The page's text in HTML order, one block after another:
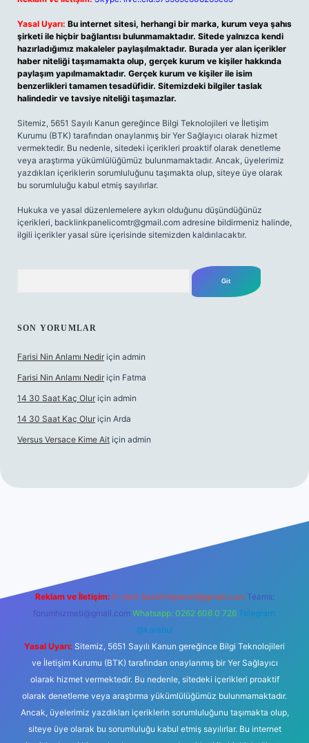
Yasal Uyarı: Bu internet sitesi, herhangi bir marka, kurum veya şahıs
şirketi ile hiçbir bağlantısı bulunmamaktadır. Sitede yalnızca kendi
hazırladığımız makaleler paylaşılmaktadır. Burada yer alan içerikler
haber niteliği taşımamakta olup, gerçek kurum ve kişiler hakkında
paylaşım yapılmamaktadır. Gerçek kurum ve kişiler ile isim
benzerlikleri tamamen tesadüfidir. Sitemizdeki bilgiler taslak
halindedir ve tavsiye niteliği taşımazlar.
Sitemiz, 5651 Sayılı Kanun gereğince Bilgi Teknolojileri ve İletişim
Kurumu (BTK) tarafından onaylanmış bir Yer Sağlayıcı olarak hizmet
vermektedir. Bu nedenle, sitedeki içerikleri proaktif olarak denetleme
veya araştırma yükümlülüğümüz bulunmamaktadır. Ancak, üyelerimiz
yazdıkları içeriklerin sorumluluğunu taşımakta olup, siteye üye olarak
bu sorumluluğu kabul etmiş sayılırlar.
Hukuka ve yasal düzenlemelere aykırı olduğunu düşündüğünüz
içerikleri, backlinkpanelicomtr@gmail.com adresine bildirmeniz halinde,
ilgili içerikler yasal süre içerisinde sitemizden kaldırılacaktır.
SON YORUMLAR
Farisi Nin Anlamı Nedir için admin
Farisi Nin Anlamı Nedir için Fatma
14 30 Saat Kaç Olur için admin
14 30 Saat Kaç Olur için Arda
Versus Versace Kime Ait için admin
Reklam ve İletişim: E-mail: backlinkpaneli@gmail.com Teams:
forumhizmeti@gmail.com Whatsapp: 0262 606 0 726 Telegram:
@karabul
Yasal Uyarı: Sitemiz, 5651 Sayılı Kanun gereğince Bilgi Teknolojileri
ve İletişim Kurumu (BTK) tarafından onaylanmış bir Yer Sağlayıcı
olarak hizmet vermektedir. Bu nedenle, sitedeki içerikleri proaktif
olarak denetleme veya araştırma yükümlülüğümüz bulunmamaktadır.
Ancak, üyelerimiz yazdıkları içeriklerin sorumluluğunu taşımakta olup,
siteye üye olarak bu sorumluluğu kabul etmiş sayılırlar. Bu internet